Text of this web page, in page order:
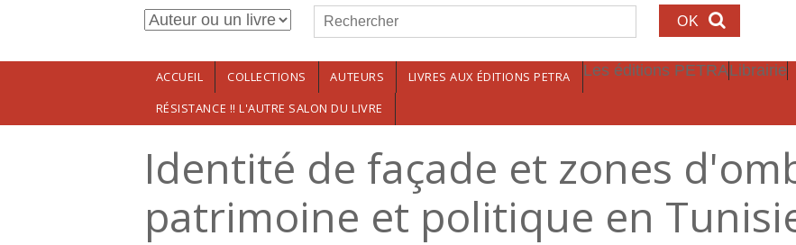
Aller au contenu principalFormulaire de recherche
Rechercher
ACCUEIL COLLECTIONS AUTEURS LIVRES AUX ÉDITIONS PETRA Les éditions PETRALibrairie
RÉSISTANCE !! L'AUTRE SALON DU LIVRE
Identité de façade et zones
patrimoine et politique en